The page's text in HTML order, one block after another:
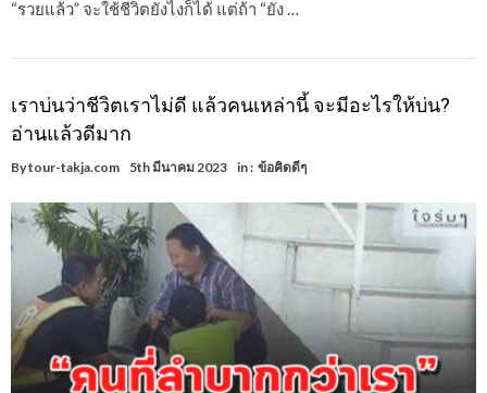
“รวยแล้ว” จะใช้ชีวิตยังไงก็ได้ แต่ถ้า “ยัง …
เราบ่นว่าชีวิตเราไม่ดี แล้วคนเหล่านี้ จะมีอะไรให้บ่น?
อ่านแล้วดีมาก
Bytour-takja.com 5th มีนาคม 2023 in : ข้อคิดดีๆ